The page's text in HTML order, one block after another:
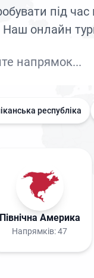
під
онлайн
республіка
Північна Америка
Напрямків:47